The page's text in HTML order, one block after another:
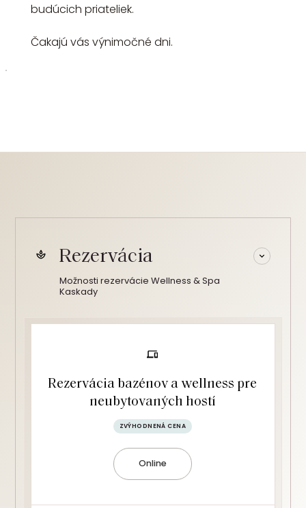
budúcich priateliek.
Čakajú vás výnimočné dni.
Rezervácia
Možnosti rezervácie Wellness & Spa
Kaskady
Rezervácia bazénov a wellness pre
neubytovaných hostí
ZVÝHODNENÁ CENA
Online